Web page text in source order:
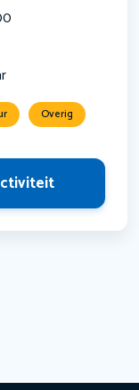
Overig